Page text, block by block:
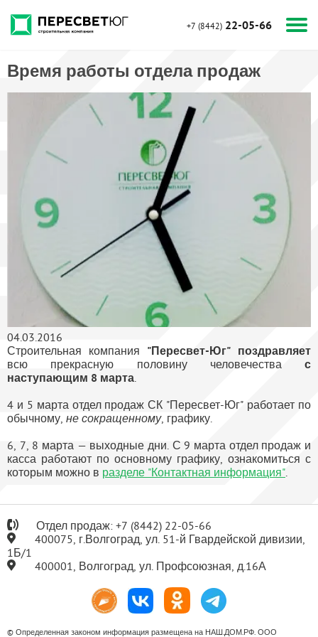
+7 (8442) 22-05-66
Время работы отдела продаж
04.03.2016
Строительная компания "Пересвет-Юг" поздравляет
всю прекрасную половину человечества с
наступающим 8 марта.
4 и 5 марта отдел продаж СК "Пересвет-Юг" работает по
обычному, не сокращенному, графику.
6, 7, 8 марта — выходные дни. С 9 марта отдел продаж и
касса работают по основному графику, ознакомиться с
которым можно в разделе "Контактная информация".
Отдел продаж: +7 (8442) 22-05-66
400075, г.Волгоград, ул. 51-й Гвардейской дивизии,
1Б/1
400001, Волгоград, ул. Профсоюзная, д.16А
© Определенная законом информация размещена на НАШ.ДОМ.РФ. ООО